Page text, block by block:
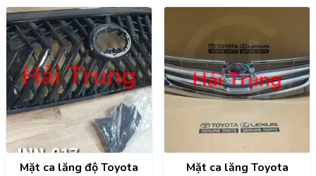
Mặt ca lăng độ Toyota
Mặt ca lăng Toyota